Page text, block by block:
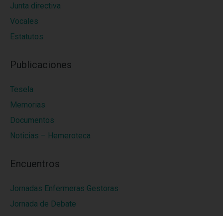
Junta directiva
Vocales
Estatutos
Publicaciones
Tesela
Memorias
Documentos
Noticias – Hemeroteca
Encuentros
Jornadas Enfermeras Gestoras
Jornada de Debate